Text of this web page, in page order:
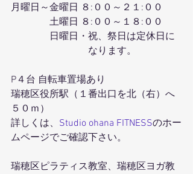
月曜日～金曜日 ８:００～２１:００
土曜日 ８:００～１８:００
日曜日・祝、祭日は定休日に
なります。
P４台 自転車置場あり
瑞穂区役所駅（１番出口を北（右）へ
５０ｍ）
詳しくは、 Studio ohana FITNESSのホー
ムページでご確認下さい。
瑞穂区ピラティス教室、瑞穂区ヨガ教